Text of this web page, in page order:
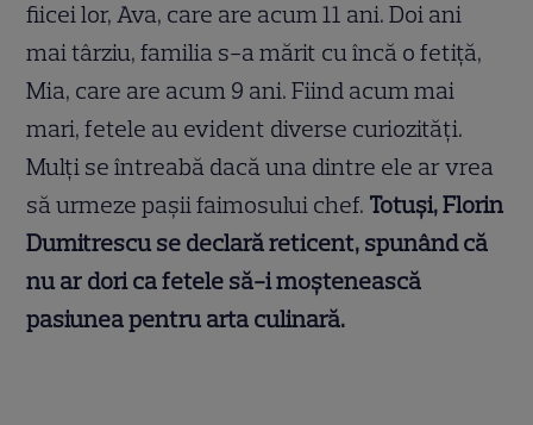
fiicei lor, Ava, care are acum 11 ani. Doi ani
mai târziu, familia s-a mărit cu încă o fetiță,
Mia, care are acum 9 ani. Fiind acum mai
mari, fetele au evident diverse curiozități.
Mulți se întreabă dacă una dintre ele ar vrea
să urmeze pașii faimosului chef. Totuși, Florin
Dumitrescu se declară reticent, spunând că
nu ar dori ca fetele să-i moștenească
pasiunea pentru arta culinară.